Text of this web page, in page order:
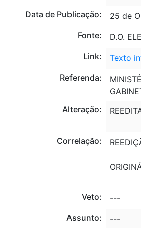
Data de Publicação:
25 de
Fonte:
D.O.
Link:
Texto
Referenda:
Alteração:
Correlação:
Veto:
---
Assunto:
---